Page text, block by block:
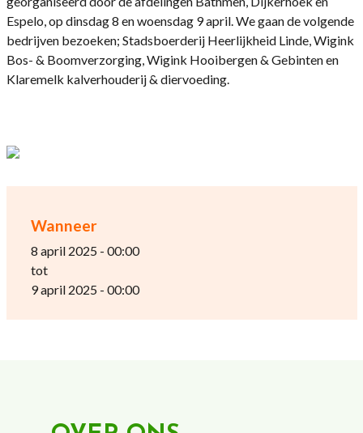
Wanneer
8 april 2025 - 00:00
tot
9 april 2025 - 00:00
Espelo, op dinsdag 8 en woensdag 9 april. We gaan de volgende
bedrijven bezoeken; Stadsboerderij Heerlijkheid Linde, Wigink
Bos- & Boomverzorging, Wigink Hooibergen & Gebinten en
Klaremelk kalverhouderij & diervoeding.